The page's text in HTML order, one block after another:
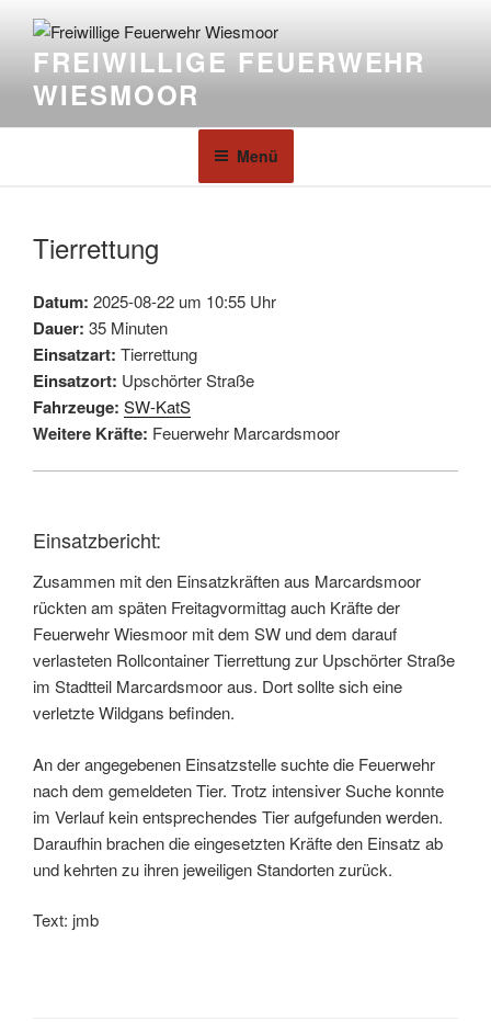
FREIWILLIGE FEUERWEHR
WIESMOOR
Menü
Tierrettung
Datum: 2025-08-22 um 10:55 Uhr
Dauer: 35 Minuten
Einsatzart: Tierrettung
Einsatzort: Upschörter Straße
Fahrzeuge: SW-KatS
Weitere Kräfte: Feuerwehr Marcardsmoor
Einsatzbericht:
Zusammen mit den Einsatzkräften aus Marcardsmoor
rückten am späten Freitagvormittag auch Kräfte der
Feuerwehr Wiesmoor mit dem SW und dem darauf
verlasteten Rollcontainer Tierrettung zur Upschörter Straße
im Stadtteil Marcardsmoor aus. Dort sollte sich eine
verletzte Wildgans befinden.
An der angegebenen Einsatzstelle suchte die Feuerwehr
nach dem gemeldeten Tier. Trotz intensiver Suche konnte
im Verlauf kein entsprechendes Tier aufgefunden werden.
Daraufhin brachen die eingesetzten Kräfte den Einsatz ab
und kehrten zu ihren jeweiligen Standorten zurück.
Text: jmb